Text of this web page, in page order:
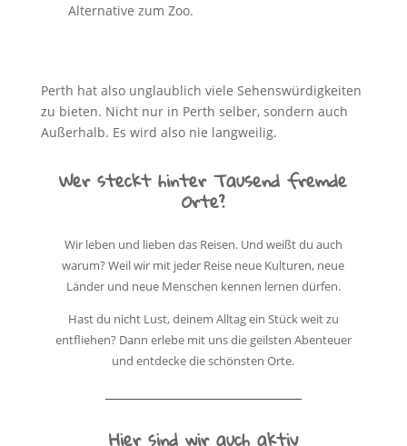
Alternative zum Zoo.
Perth hat also unglaublich viele Sehenswürdigkeiten
zu bieten. Nicht nur in Perth selber, sondern auch
Außerhalb. Es wird also nie langweilig.
Wer steckt hinter Tausend fremde
Orte?
Wir leben und lieben das Reisen. Und weißt du auch
warum? Weil wir mit jeder Reise neue Kulturen, neue
Länder und neue Menschen kennen lernen dürfen.
Hast du nicht Lust, deinem Alltag ein Stück weit zu
entfliehen? Dann erlebe mit uns die geilsten Abenteuer
und entdecke die schönsten Orte.